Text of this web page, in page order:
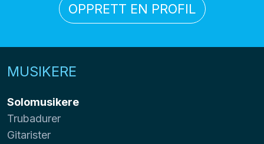
OPPRETT EN PROFIL
MUSIKERE
Solomusikere
Trubadurer
Gitarister